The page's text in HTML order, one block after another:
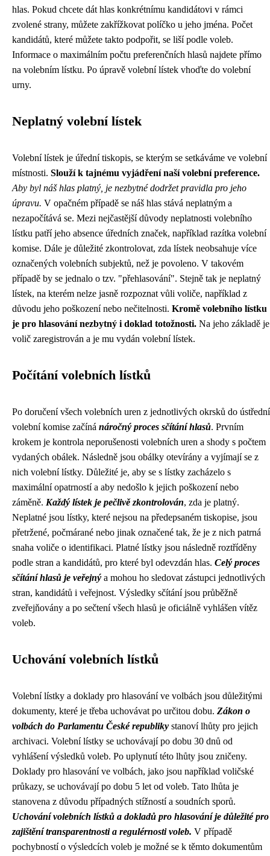
hlas. Pokud chcete dát hlas konkrétnímu kandidátovi v rámci
zvolené strany, můžete zakřížkovat políčko u jeho jména. Počet
kandidátů, které můžete takto podpořit, se liší podle voleb.
Informace o maximálním počtu preferenčních hlasů najdete přímo
na volebním lístku. Po úpravě volební lístek vhoďte do volební
urny.
Neplatný volební lístek
Volební lístek je úřední tiskopis, se kterým se setkáváme ve volební
místnosti. Slouží k tajnému vyjádření naší volební preference.
Aby byl náš hlas platný, je nezbytné dodržet pravidla pro jeho
úpravu. V opačném případě se náš hlas stává neplatným a
nezapočítává se. Mezi nejčastější důvody neplatnosti volebního
lístku patří jeho absence úředních značek, například razítka volební
komise. Dále je důležité zkontrolovat, zda lístek neobsahuje více
označených volebních subjektů, než je povoleno. V takovém
případě by se jednalo o tzv. "přehlasování". Stejně tak je neplatný
lístek, na kterém nelze jasně rozpoznat vůli voliče, například z
důvodu jeho poškození nebo nečitelnosti. Kromě volebního lístku
je pro hlasování nezbytný i doklad totožnosti. Na jeho základě je
volič zaregistrován a je mu vydán volební lístek.
Počítání volebních lístků
Po doručení všech volebních uren z jednotlivých okrsků do ústřední
volební komise začíná náročný proces sčítání hlasů. Prvním
krokem je kontrola neporušenosti volebních uren a shody s počtem
vydaných obálek. Následně jsou obálky otevírány a vyjímají se z
nich volební lístky. Důležité je, aby se s lístky zacházelo s
maximální opatrností a aby nedošlo k jejich poškození nebo
záměně. Každý lístek je pečlivě zkontrolován, zda je platný.
Neplatné jsou lístky, které nejsou na předepsaném tiskopise, jsou
přetržené, počmárané nebo jinak označené tak, že je z nich patrná
snaha voliče o identifikaci. Platné lístky jsou následně roztříděny
podle stran a kandidátů, pro které byl odevzdán hlas. Celý proces
sčítání hlasů je veřejný a mohou ho sledovat zástupci jednotlivých
stran, kandidátů i veřejnost. Výsledky sčítání jsou průběžně
zveřejňovány a po sečtení všech hlasů je oficiálně vyhlášen vítěz
voleb.
Uchování volebních lístků
Volební lístky a doklady pro hlasování ve volbách jsou důležitými
dokumenty, které je třeba uchovávat po určitou dobu. Zákon o
volbách do Parlamentu České republiky stanoví lhůty pro jejich
archivaci. Volební lístky se uchovávají po dobu 30 dnů od
vyhlášení výsledků voleb. Po uplynutí této lhůty jsou zničeny.
Doklady pro hlasování ve volbách, jako jsou například voličské
průkazy, se uchovávají po dobu 5 let od voleb. Tato lhůta je
stanovena z důvodu případných stížností a soudních sporů.
Uchování volebních lístků a dokladů pro hlasování je důležité pro
zajištění transparentnosti a regulérnosti voleb. V případě
pochybností o výsledcích voleb je možné se k těmto dokumentům